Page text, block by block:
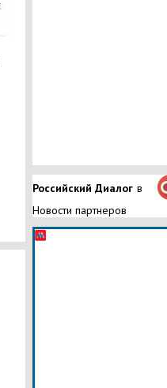
Российский Диалог в
Новости партнеров